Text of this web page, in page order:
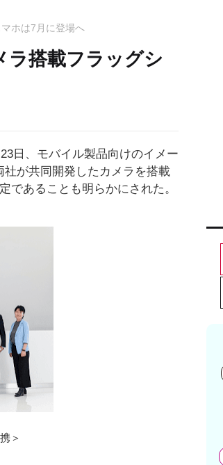
ホは7月に登場へ
搭載フラッグシ
日、モバイル製品向けのイメー
が共同開発したカメラを搭載
であることも明らかにされた。
＞